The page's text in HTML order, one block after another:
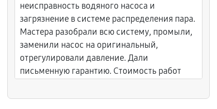
неисправность водяного насоса и
загрязнение в системе распределения пара.
Мастера разобрали всю систему, промыли,
заменили насос на оригинальный,
отрегулировали давление. Дали
письменную гарантию. Стоимость работ
мощно и равномерно, гладить одно